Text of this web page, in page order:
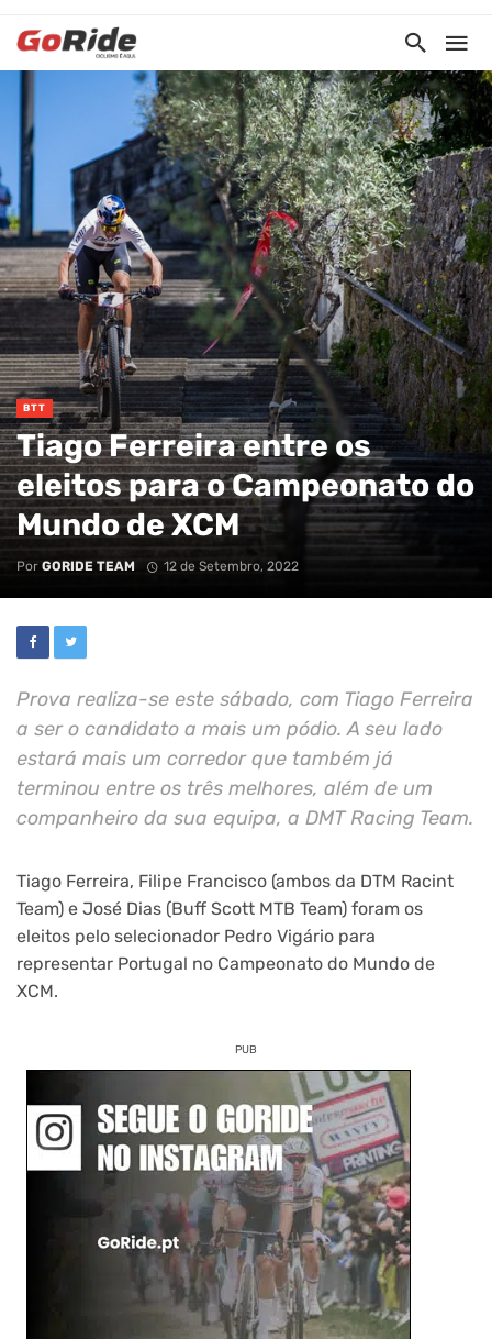
BTT
Tiago Ferreira entre os
eleitos para o Campeonato do
Mundo de XCM
Por GORIDE TEAM 12 de Setembro, 2022
Prova realiza-se este sábado, com Tiago Ferreira
a ser o candidato a mais um pódio. A seu lado
estará mais um corredor que também já
terminou entre os três melhores, além de um
companheiro da sua equipa, a DMT Racing Team.
Tiago Ferreira, Filipe Francisco (ambos da DTM Racint
Team) e José Dias (Buff Scott MTB Team) foram os
eleitos pelo selecionador Pedro Vigário para
representar Portugal no Campeonato do Mundo de
XCM.
PUB